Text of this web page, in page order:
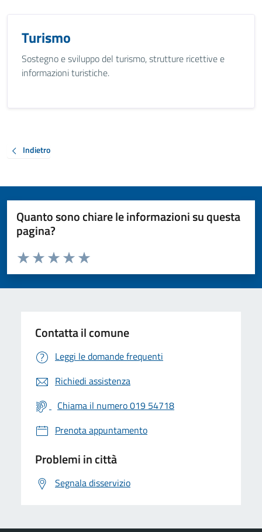
Turismo
Sostegno e sviluppo del turismo, strutture ricettive e
informazioni turistiche.
Indietro
Quanto sono chiare le informazioni su questa
pagina?
Valuta da 1 a 5 stelle la pagina
Valuta 5 stelle su 5
Valuta 4 stelle su 5
Valuta 3 stelle su 5
Valuta 2 stelle su 5
Valuta 1 stelle su 5
Contatta il comune
Leggi le domande frequenti
Richiedi assistenza
Chiama il numero 019 54718
Prenota appuntamento
Problemi in città
Segnala disservizio